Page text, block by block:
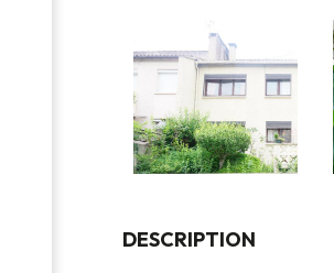
DESCRIPTION